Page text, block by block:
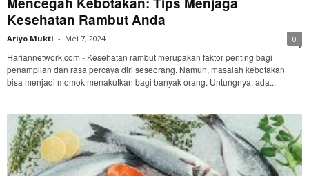
Kesehatan Rambut Anda
Ariyo Mukti - Mei 7, 2024 0
Hariannetwork.com - Kesehatan rambut merupakan faktor penting bagi
penampilan dan rasa percaya diri seseorang. Namun, masalah kebotakan
bisa menjadi momok menakutkan bagi banyak orang. Untungnya, ada...